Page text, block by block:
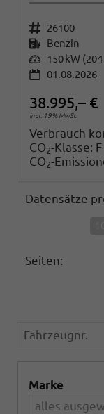
Fahrzeugnr. 26100
Kraftstoff Benzin
Leistung 150 kW (204
01.08.2026
38.995,– €
incl. 19% MwSt.
Verbrauch
CO2-Klasse: F
CO2-
Datensätze
Seiten:
Fahrzeugnr.
Marke
alles